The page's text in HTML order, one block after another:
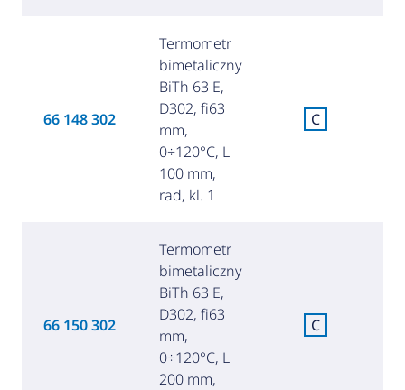
66 148 302
Termometr
bimetaliczny
BiTh 63 E,
D302, fi63
mm,
0÷120°C, L
100 mm,
rad, kl. 1
C
66 150 302
Termometr
bimetaliczny
BiTh 63 E,
D302, fi63
mm,
0÷120°C, L
200 mm,
C